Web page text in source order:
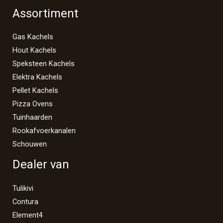
Assortiment
Gas Kachels
Hout Kachels
Speksteen Kachels
Elektra Kachels
Pellet Kachels
Pizza Ovens
Tuinhaarden
Rookafvoerkanalen
Schouwen
Dealer van
Tulikivi
Contura
Element4